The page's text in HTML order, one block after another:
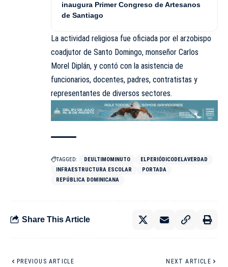
inaugura Primer Congreso de Artesanos
de Santiago
La actividad religiosa fue oficiada por el arzobispo
coadjutor de Santo Domingo, monseñor Carlos
Morel Diplán, y contó con la asistencia de
funcionarios, docentes, padres, contratistas y
representantes de diversos sectores.
TAGGED: DEULTIMOMINUTO
ELPERIÓDICODELAVERDAD
INFRAESTRUCTURA ESCOLAR
PORTADA
REPÚBLICA DOMINICANA
Share This Article
PREVIOUS ARTICLE NEXT ARTICLE